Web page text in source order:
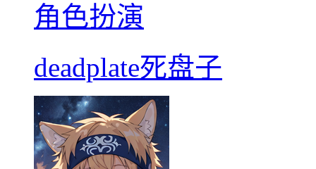
角色扮演
deadplate死盘子